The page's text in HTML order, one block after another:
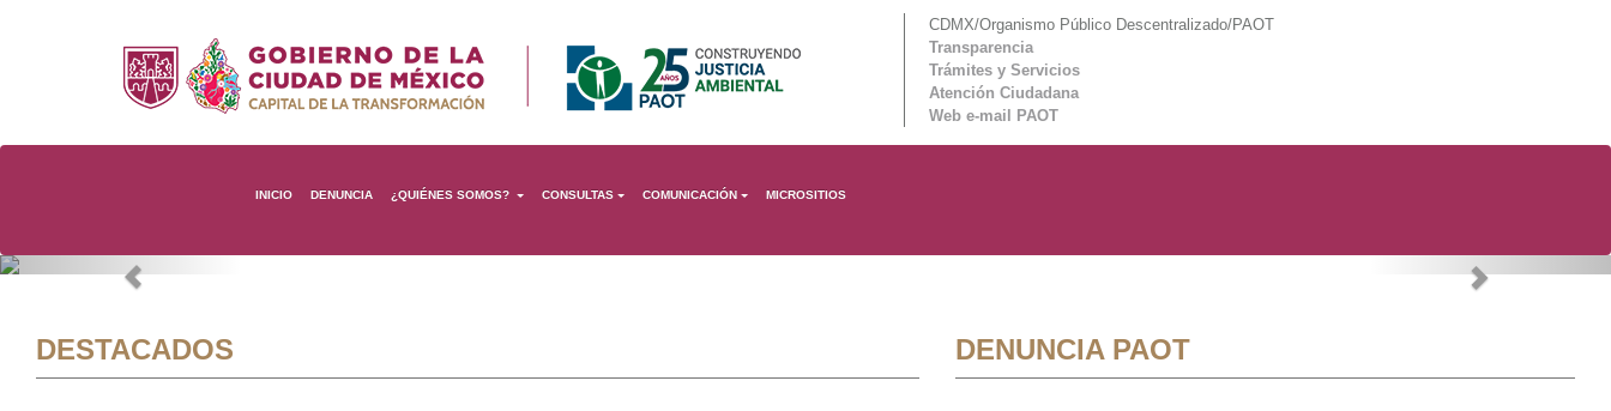
CDMX/Organismo Público Descentralizado/PAOT
Transparencia
Trámites y Servicios
Atención Ciudadana
Web e-mail PAOT
INICIO DENUNCIA ¿QUIÉNES SOMOS? CONSULTAS COMUNICACIÓN MICROSITIOS
Previous Next
DESTACADOS DENUNCIA PAOT